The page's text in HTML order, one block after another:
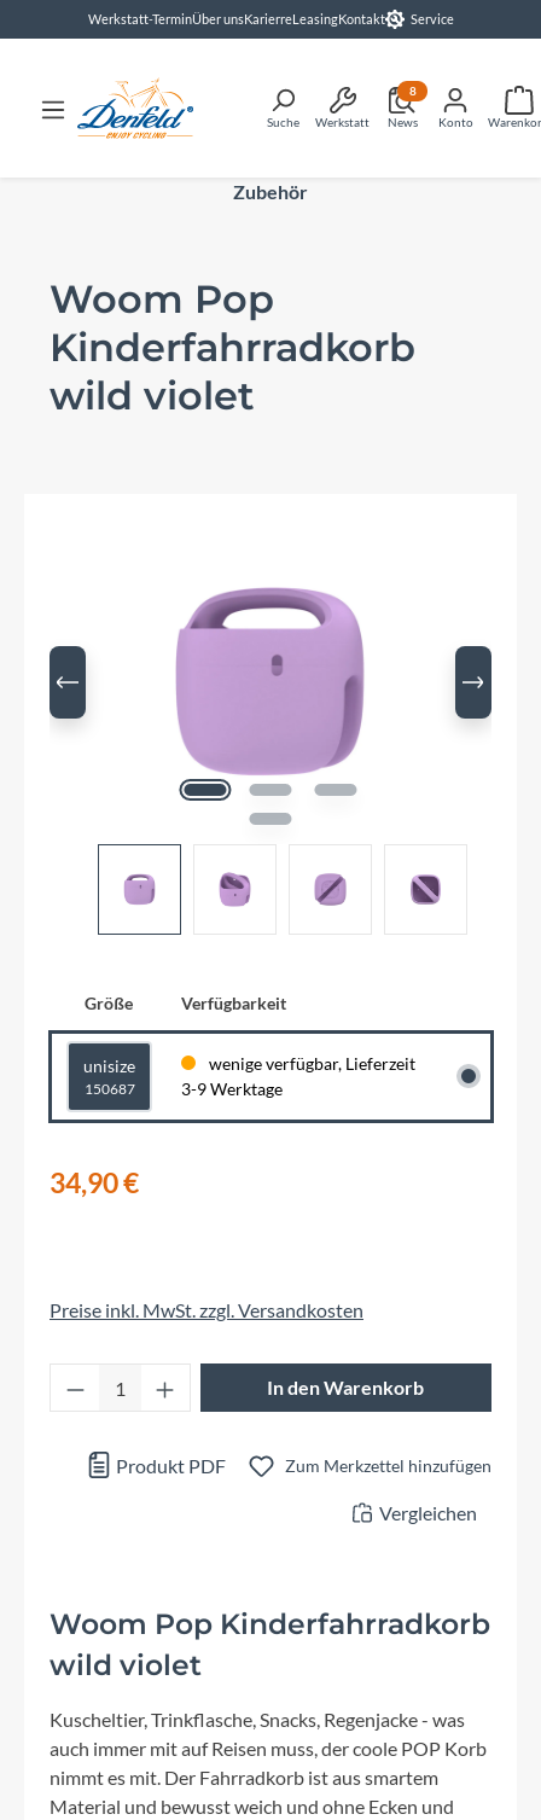
springenWerkstatt-TerminÜber unsKarierreLeasingKontakt Service
Suche Werkstatt News
8
Konto
Zubehör
Woom Pop
Kinderfahrradkorb
wild violet
Größe Verfügbarkeit
unisize
150687
wenige verfügbar, Lieferzeit
3-9 Werktage
34,90 €
Preise inkl. MwSt. zzgl. Versandkosten
Produkt Anzahl: Gib den gewünschten
In den Warenkorb
Produkt PDF Zum Merkzettel hinzufügen
Vergleichen
Woom Pop Kinderfahrradkorb
wild violet
Kuscheltier, Trinkflasche, Snacks, Regenjacke - was
auch immer mit auf Reisen muss, der coole POP Korb
nimmt es mit. Der Fahrradkorb ist aus smartem
Material und bewusst weich und ohne Ecken und